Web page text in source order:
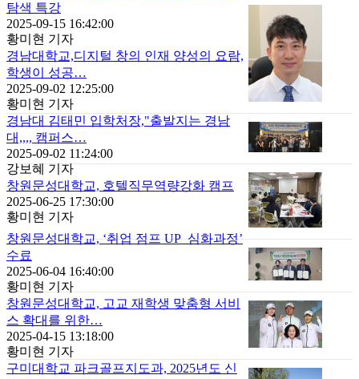
탐색 특강
2025-09-15 16:42:00
황미현 기자
경남대학교,디지털 창의 인재 양성의 요람,
학생이 성공…
2025-09-02 12:25:00
황미현 기자
경남대 김태민 입학처장,"출발지는 경남
대,,,, 캠퍼스…
2025-09-02 11:24:00
강보혜 기자
창원문성대학교, 호텔직무역량강화 캠프
2025-06-25 17:30:00
황미현 기자
창원문성대학교, ‘취업 점프 UP_심화과정’
수료
2025-06-04 16:40:00
황미현 기자
창원문성대학교, 고교 재학생 맞춤형 서비
스 확대를 위한…
2025-04-15 13:18:00
황미현 기자
구미대학교 파크골프지도과, 2025년도 신